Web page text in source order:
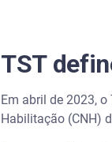
TST
Em abril de 2023,
Habilitação (CNH)